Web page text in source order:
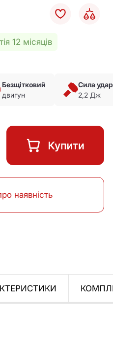
12 місяців
Безщітковий
двигун
Сила
2,2 Дж
наявність